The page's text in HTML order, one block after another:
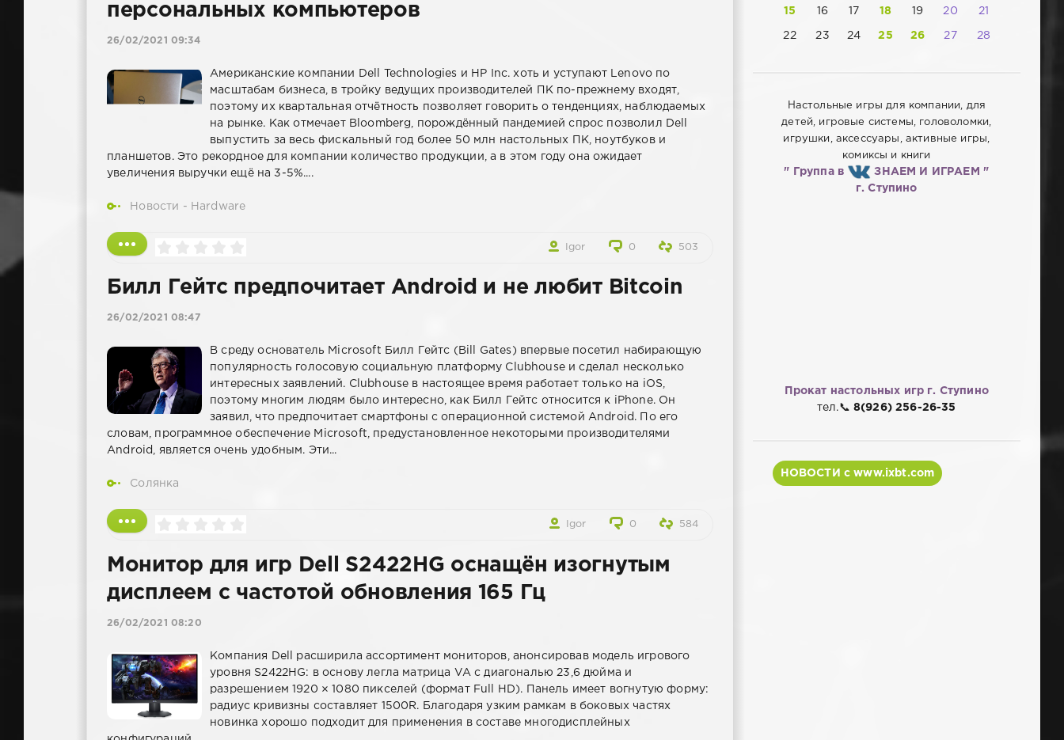
персональных компьютеров
26/02/2021 09:34
Американские компании Dell Technologies и HP Inc. хоть и уступают Lenovo по
масштабам бизнеса, в тройку ведущих производителей ПК по-прежнему входят,
поэтому их квартальная отчётность позволяет говорить о тенденциях, наблюдаемых
на рынке. Как отмечает Bloomberg, порождённый пандемией спрос позволил Dell
выпустить за весь фискальный год более 50 млн настольных ПК, ноутбуков и
планшетов. Это рекордное для компании количество продукции, а в этом году она ожидает
увеличения выручки ещё на 3-5%....
Новости - Hardware
Igor 0 503
Билл Гейтс предпочитает Android и не любит Bitcoin
26/02/2021 08:47
В среду основатель Microsoft Билл Гейтс (Bill Gates) впервые посетил набирающую
популярность голосовую социальную платформу Clubhouse и сделал несколько
интересных заявлений. Clubhouse в настоящее время работает только на iOS,
поэтому многим людям было интересно, как Билл Гейтс относится к iPhone. Он
заявил, что предпочитает смартфоны с операционной системой Android. По его
словам, программное обеспечение Microsoft, предустановленное некоторыми производителями
Android, является очень удобным. Эти...
Солянка
Igor 0 584
Монитор для игр Dell S2422HG оснащён изогнутым
дисплеем с частотой обновления 165 Гц
26/02/2021 08:20
Компания Dell расширила ассортимент мониторов, анонсировав модель игрового
уровня S2422HG: в основу легла матрица VA с диагональю 23,6 дюйма и
разрешением 1920 × 1080 пикселей (формат Full HD). Панель имеет вогнутую форму:
радиус кривизны составляет 1500R. Благодаря узким рамкам в боковых частях
новинка хорошо подходит для применения в составе многодисплейных
15 16 17 18 19 20 21
22 23 24 25 26 27 28
Настольные игры для компании, для
детей, игровые системы, головоломки,
игрушки, аксессуары, активные игры,
комиксы и книги
" Группа в
ЗНАЕМ И ИГРАЕМ "
г. Ступино
Прокат настольных игр г. Ступино
тел.📞 8(926) 256-26-35
НОВОСТИ с www.ixbt.com